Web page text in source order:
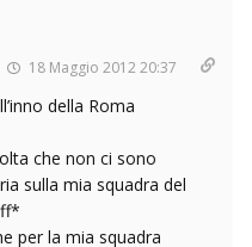
18 Maggio 2012 20:37
della Roma
che non ci sono
sulla mia squadra del
per la mia squadra